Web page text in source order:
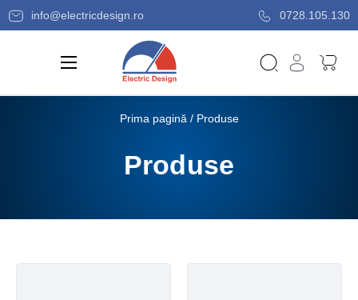
info@electricdesign.ro 0728.105.130
Prima pagină / Produse
Produse